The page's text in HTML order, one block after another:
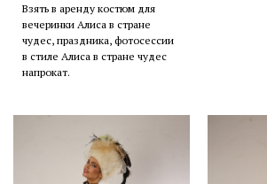
Взять в аренду костюм для
вечеринки Алиса в стране
чудес, праздника, фотосессии
в стиле Алиса в стране чудес
напрокат.